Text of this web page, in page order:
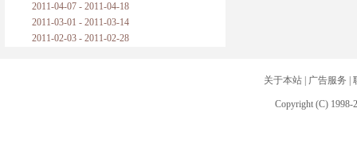
2011-04-07 - 2011-04-18
2011-03-01 - 2011-03-14
2011-02-03 - 2011-02-28
关于本站| 广告服务
Copyright (C) 1998-